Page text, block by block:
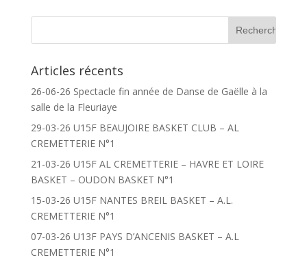
Articles récents
26-06-26 Spectacle fin année de Danse de Gaëlle à la
salle de la Fleuriaye
29-03-26 U15F BEAUJOIRE BASKET CLUB – AL
CREMETTERIE N°1
21-03-26 U15F AL CREMETTERIE – HAVRE ET LOIRE
BASKET – OUDON BASKET N°1
15-03-26 U15F NANTES BREIL BASKET – A.L.
CREMETTERIE N°1
07-03-26 U13F PAYS D’ANCENIS BASKET – A.L
CREMETTERIE N°1